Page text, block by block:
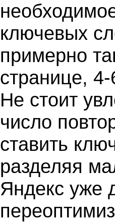
ключевых
примерно
странице,
Не стоит
число
ставить
разделяя
Яндекс уже